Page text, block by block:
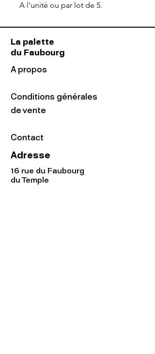
A l'unité ou par lot de 5.
La palette
du Faubourg
A propos
Conditions générales
de vente
Contact
Adresse
16 rue du Faubourg
du Temple